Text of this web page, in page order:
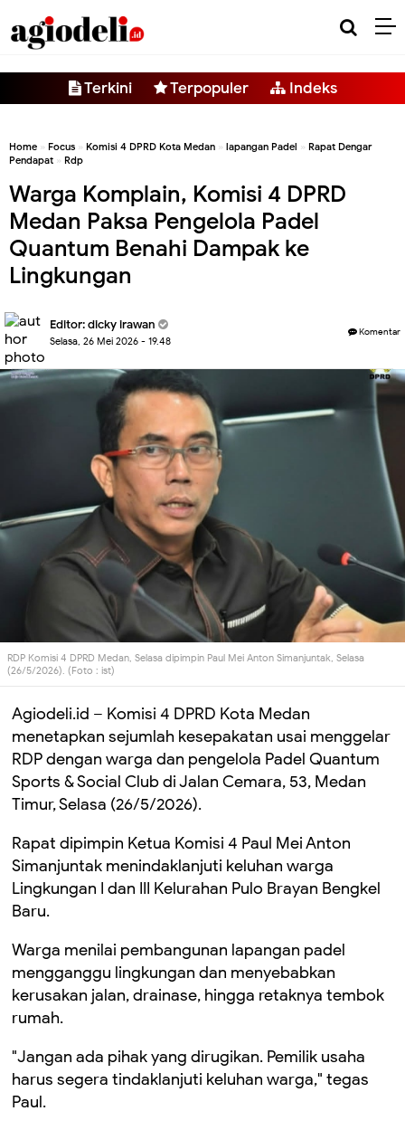
Terkini Terpopuler Indeks
Home » Focus » Komisi 4 DPRD Kota Medan » lapangan Padel » Rapat Dengar
Pendapat » Rdp
Warga Komplain, Komisi 4 DPRD
Medan Paksa Pengelola Padel
Quantum Benahi Dampak ke
Lingkungan
Editor:dicky irawan
Selasa, 26 Mei 2026 - 19.48
Komentar
RDP Komisi 4 DPRD Medan, Selasa dipimpin Paul Mei Anton Simanjuntak, Selasa
(26/5/2026). (Foto : ist)
Agiodeli.id – Komisi 4 DPRD Kota Medan
menetapkan sejumlah kesepakatan usai menggelar
RDP dengan warga dan pengelola Padel Quantum
Sports & Social Club di Jalan Cemara, 53, Medan
Timur, Selasa (26/5/2026).
Rapat dipimpin Ketua Komisi 4 Paul Mei Anton
Simanjuntak menindaklanjuti keluhan warga
Lingkungan I dan III Kelurahan Pulo Brayan Bengkel
Baru.
Warga menilai pembangunan lapangan padel
mengganggu lingkungan dan menyebabkan
kerusakan jalan, drainase, hingga retaknya tembok
rumah.
"Jangan ada pihak yang dirugikan. Pemilik usaha
harus segera tindaklanjuti keluhan warga," tegas
Paul.